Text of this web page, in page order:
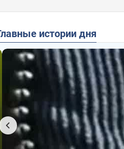
Главные истории дня